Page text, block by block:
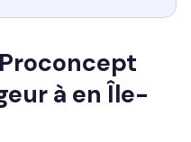
à en Île-